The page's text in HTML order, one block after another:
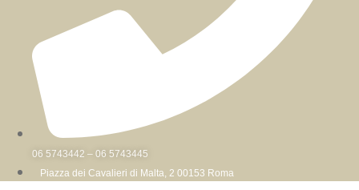
06 5743442 – 06 5743445
Piazza dei Cavalieri di Malta, 2 00153 Roma